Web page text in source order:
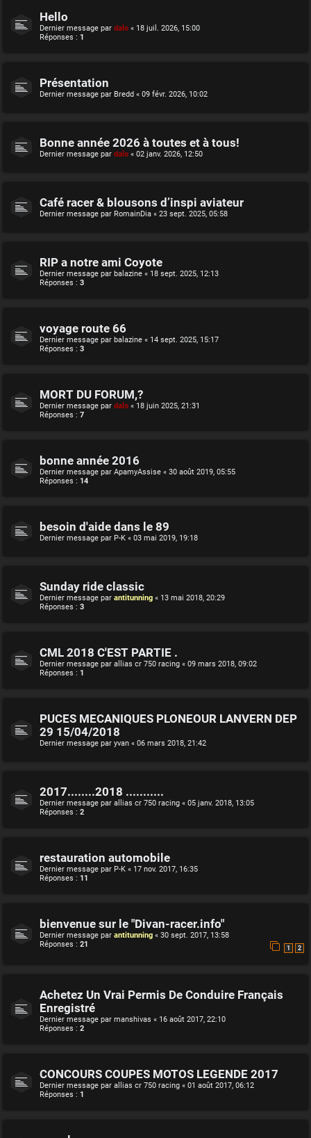
Hello
Dernier message par dalo « 18 juil. 2026, 15:00
Réponses : 1
Présentation
Dernier message par Bredd « 09 févr. 2026, 10:02
Bonne année 2026 à toutes et à tous!
Dernier message par dalo « 02 janv. 2026, 12:50
Café racer & blousons d’inspi aviateur
Dernier message par RomainDia « 23 sept. 2025, 05:58
RIP a notre ami Coyote
Dernier message par balazine « 18 sept. 2025, 12:13
Réponses : 3
voyage route 66
Dernier message par balazine « 14 sept. 2025, 15:17
Réponses : 3
MORT DU FORUM,?
Dernier message par dalo « 18 juin 2025, 21:31
Réponses : 7
bonne année 2016
Dernier message par ApamyAssise « 30 août 2019, 05:55
Réponses : 14
besoin d'aide dans le 89
Dernier message par P-K « 03 mai 2019, 19:18
Sunday ride classic
Dernier message par antitunning « 13 mai 2018, 20:29
Réponses : 3
CML 2018 C'EST PARTIE .
Dernier message par allias cr 750 racing « 09 mars 2018, 09:02
Réponses : 1
PUCES MECANIQUES PLONEOUR LANVERN DEP
29 15/04/2018
Dernier message par yvan « 06 mars 2018, 21:42
2017........2018 ...........
Dernier message par allias cr 750 racing « 05 janv. 2018, 13:05
Réponses : 2
restauration automobile
Dernier message par P-K « 17 nov. 2017, 16:35
Réponses : 11
bienvenue sur le "Divan-racer.info"
Dernier message par antitunning « 30 sept. 2017, 13:58
Réponses : 21 1 2
Achetez Un Vrai Permis De Conduire Français
Enregistré
Dernier message par manshivas « 16 août 2017, 22:10
Réponses : 2
CONCOURS COUPES MOTOS LEGENDE 2017
Dernier message par allias cr 750 racing « 01 août 2017, 06:12
Réponses : 1